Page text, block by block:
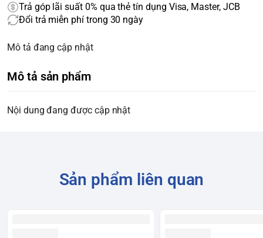
Trả góp lãi suất 0% qua thẻ tín dụng Visa, Master, JCB
Đổi trả miễn phí trong 30 ngày
Mô tả đang cập nhật
Mô tả sản phẩm
Nội dung đang được cập nhật
Sản phẩm liên quan